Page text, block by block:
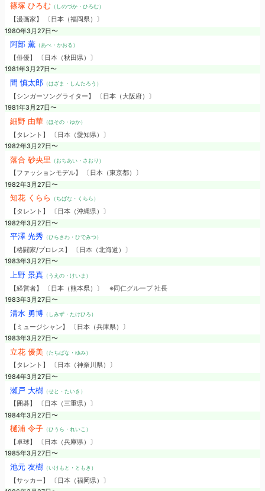
篠塚 ひろむ（しのづか・ひろむ）
【漫画家】 〔日本（福岡県）〕
1980年3月27日〜
阿部 薫（あべ・かおる）
【俳優】 〔日本（秋田県）〕
1981年3月27日〜
間 慎太郎（はざま・しんたろう）
【シンガーソングライター】 〔日本（大阪府）〕
1981年3月27日〜
細野 由華（ほその・ゆか）
【タレント】 〔日本（愛知県）〕
1982年3月27日〜
落合 砂央里 （おちあい・さおり）
【ファッションモデル】 〔日本（東京都）〕
1982年3月27日〜
知花 くらら （ちばな・くらら）
【タレント】 〔日本（沖縄県）〕
1982年3月27日〜
平澤 光秀 （ひらさわ・ひでみつ）
【格闘家/プロレス】 〔日本（北海道）〕
1983年3月27日〜
上野 景真（うえの・けいま）
【経営者】 〔日本（熊本県）〕 ※同仁グループ 社長
1983年3月27日〜
清水 勇博（しみず・たけひろ）
【ミュージシャン】 〔日本（兵庫県）〕
1983年3月27日〜
立花 優美（たちばな・ゆみ）
【タレント】 〔日本（神奈川県）〕
1984年3月27日〜
瀬戸 大樹（せと・たいき）
【囲碁】 〔日本（三重県）〕
1984年3月27日〜
樋浦 令子（ひうら・れいこ）
【卓球】 〔日本（兵庫県）〕
1985年3月27日〜
池元 友樹（いけもと・ともき）
【サッカー】 〔日本（福岡県）〕